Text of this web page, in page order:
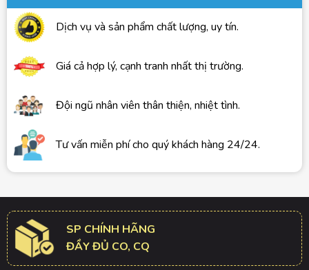
Dịch vụ và sản phẩm chất lượng, uy tín.
Giá cả hợp lý, cạnh tranh nhất thị trường.
Đội ngũ nhân viên thân thiện, nhiệt tình.
Tư vấn miễn phí cho quý khách hàng 24/24.
SP CHÍNH HÃNG
ĐẦY ĐỦ CO, CQ